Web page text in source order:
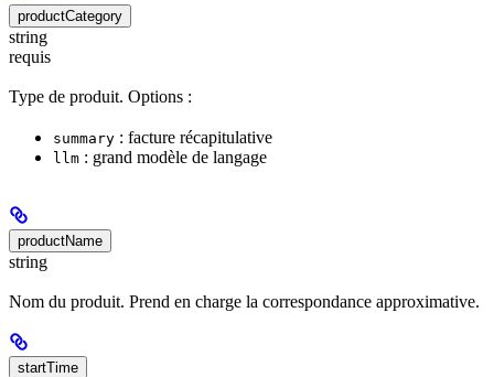
productCategory
string
requis
Type de produit. Options :
summary : facture récapitulative
llm : grand modèle de langage
productName
string
Nom du produit. Prend en charge la correspondance approximative.
startTime